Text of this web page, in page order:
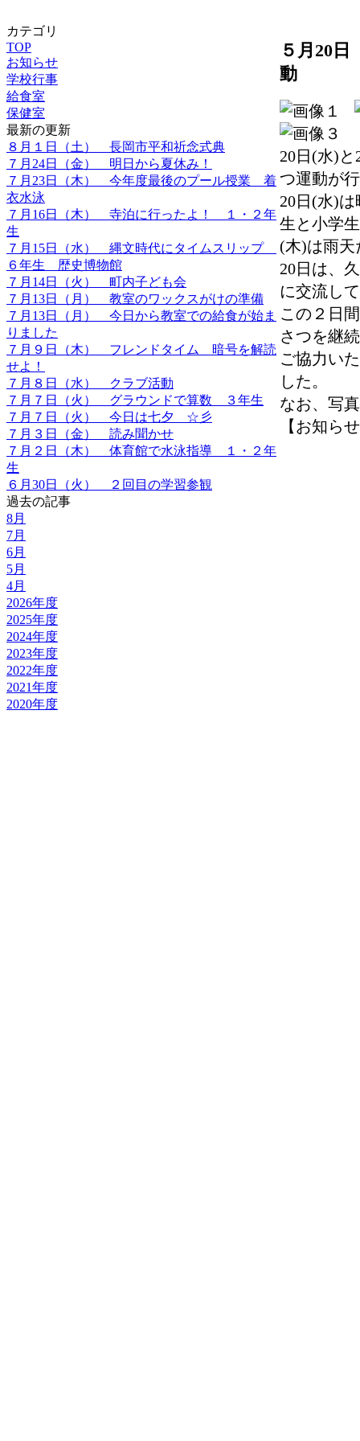
カテゴリ
TOP
お知らせ
学校行事
給食室
保健室
最新の更新
８月１日（土） 長岡市平和祈念式典
７月24日（金） 明日から夏休み！
７月23日（木） 今年度最後のプール授業 着
衣水泳
７月16日（木） 寺泊に行ったよ！ １・２年
生
７月15日（水） 縄文時代にタイムスリップ
６年生 歴史博物館
７月14日（火） 町内子ども会
７月13日（月） 教室のワックスがけの準備
７月13日（月） 今日から教室での給食が始ま
りました
７月９日（木） フレンドタイム 暗号を解読
せよ！
７月８日（水） クラブ活動
７月７日（火） グラウンドで算数 ３年生
７月７日（火） 今日は七夕 ☆彡
７月３日（金） 読み聞かせ
７月２日（木） 体育館で水泳指導 １・２年
生
６月30日（火） ２回目の学習参観
過去の記事
8月
7月
6月
5月
4月
2026年度
2025年度
2024年度
2023年度
2022年度
2021年度
2020年度
５月20
動
20日(水)
つ運動が
20日(水)
生と小学
(木)は雨天
20日は、
に交流し
この２日
さつを継
ご協力い
した。
なお、写
【お知ら